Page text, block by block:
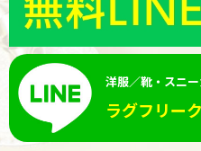
洋服／靴・スニ
ラグフリー